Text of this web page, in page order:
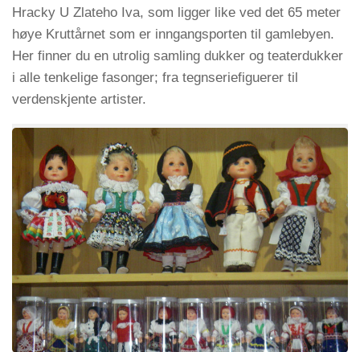
Hracky U Zlateho Iva, som ligger like ved det 65 meter
høye Kruttårnet som er inngangsporten til gamlebyen.
Her finner du en utrolig samling dukker og teaterdukker
i alle tenkelige fasonger; fra tegnseriefiguerer til
verdenskjente artister.